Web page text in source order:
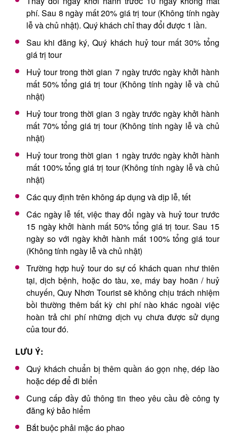
phí. Sau 8 ngày mất 20% giá trị tour (Không tính ngày
lễ và chủ nhật). Quý khách chỉ thay đổi được 1 lần.
Sau khi đăng ký, Quý khách huỷ tour mất 30% tổng
giá trị tour
Huỷ tour trong thời gian 7 ngày trước ngày khởi hành
mất 50% tổng giá trị tour (Không tính ngày lễ và chủ
nhật)
Huỷ tour trong thời gian 3 ngày trước ngày khởi hành
mất 70% tổng giá trị tour (Không tính ngày lễ và chủ
nhật)
Huỷ tour trong thời gian 1 ngày trước ngày khởi hành
mất 100% tổng giá trị tour (Không tính ngày lễ và chủ
nhật)
Các quy định trên không áp dụng và dịp lễ, tết
Các ngày lễ tết, việc thay đổi ngày và huỷ tour trước
15 ngày khởi hành mất 50% tổng giá trị tour. Sau 15
ngày so với ngày khởi hành mất 100% tổng giá tour
(Không tính ngày lễ và chủ nhật)
Trường hợp huỷ tour do sự cố khách quan như thiên
tại, dịch bệnh, hoặc do tàu, xe, máy bay hoãn / huỷ
chuyến, Quy Nhơn Tourist sẽ không chịu trách nhiệm
bồi thường thêm bất kỳ chi phí nào khác ngoài việc
hoàn trả chi phí những dịch vụ chưa được sử dụng
của tour đó.
LƯU Ý:
Quý khách chuẩn bị thêm quần áo gọn nhẹ, dép lào
hoặc dép để đi biển
Cung cấp đầy đủ thông tin theo yêu cầu đề công ty
đăng ký bảo hiểm
Bắt buộc phải mặc áo phao